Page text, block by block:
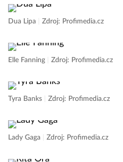
Dua Lipa Zdroj: Profimedia.cz
Elle Fanning Zdroj: Profimedia.cz
Tyra Banks Zdroj: Profimedia.cz
Lady Gaga Zdroj: Profimedia.cz